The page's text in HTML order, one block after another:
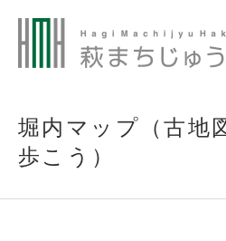
堀内マップ（古地
歩こう）